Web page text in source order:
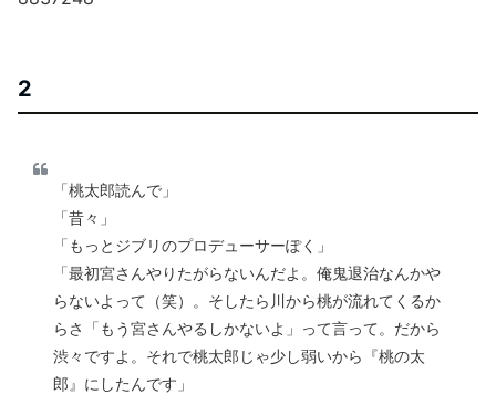
2
「桃太郎読んで」
「昔々」
「もっとジブリのプロデューサーぽく」
「最初宮さんやりたがらないんだよ。俺鬼退治なんかや
らないよって（笑）。そしたら川から桃が流れてくるか
らさ「もう宮さんやるしかないよ」って言って。だから
渋々ですよ。それで桃太郎じゃ少し弱いから『桃の太
郎』にしたんです」